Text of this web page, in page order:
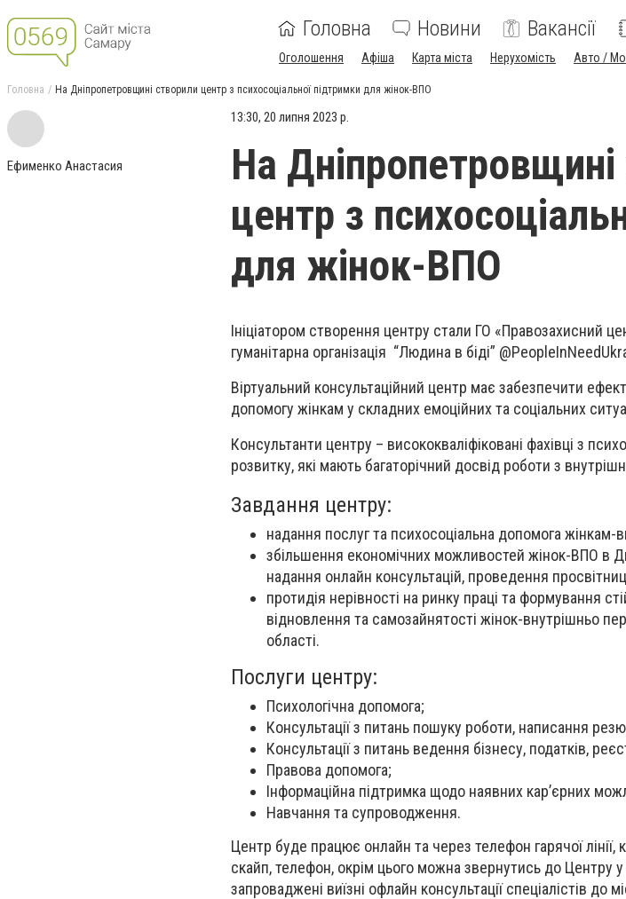
Головна Новини Вакансії
Оголошення Афіша Карта міста Нерухомість Авто /
Головна На Дніпропетровщині створили центр з психосоціальної підтримки для жінок-ВПО
Ефименко Анастасия
13:30, 20 липня 2023 р.
На
центр з
для жінок-ВПО
Ініціатором створення центру стали ГО «Правозахисний
гуманітарна організація “Людина в біді”
Віртуальний консультаційний центр має забезпечити
допомогу жінкам у складних емоційних та соціальних
Консультанти центру – висококваліфіковані фахівці з
розвитку, які мають багаторічний досвід роботи з
Завдання центру:
надання послуг та психосоціальна допомога
збільшення економічних можливостей жінок-ВПО в
надання онлайн консультацій, проведення
протидія нерівності на ринку праці та формування
відновлення та самозайнятості жінок-внутрішньо
області.
Послуги центру:
Психологічна допомога;
Консультації з питань пошуку роботи, написання
Консультації з питань ведення бізнесу, податків,
Правова допомога;
Інформаційна підтримка щодо наявних кар’єрних
Навчання та супроводження.
Центр буде працює онлайн та через телефон гарячої лінії,
скайп, телефон, окрім цього можна звернутись до Центру
запроваджені виїзні офлайн консультації спеціалістів до